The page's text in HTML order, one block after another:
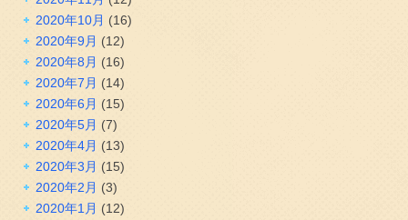
2020年10月 (16)
2020年9月 (12)
2020年8月 (16)
2020年7月 (14)
2020年6月 (15)
2020年5月 (7)
2020年4月 (13)
2020年3月 (15)
2020年2月 (3)
2020年1月 (12)